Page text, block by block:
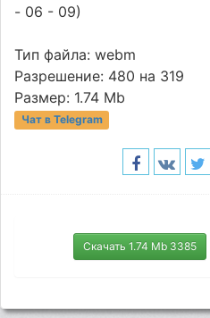
- 06 - 09)
Тип файла: webm
Разрешение: 480 на 319
Размер: 1.74 Mb
Чат в Telegram
Скачать 1.74 Mb 3385